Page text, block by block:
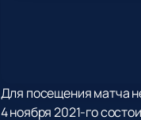
Для посещения матча
4 ноября 2021-го